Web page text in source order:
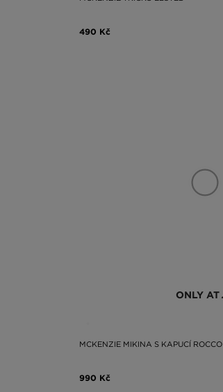
490 Kč
ONLY AT
MCKENZIE MIKINA S KAPUCÍ ROCCO
990 Kč